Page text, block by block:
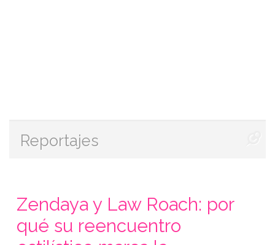
Reportajes
Zendaya y Law Roach: por
qué su reencuentro